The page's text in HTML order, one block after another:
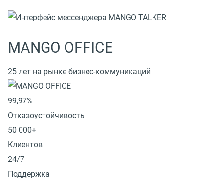
MANGO OFFICE
25 лет на рынке бизнес-коммуникаций
99,97%
Отказоустойчивость
50 000+
Клиентов
24/7
Поддержка